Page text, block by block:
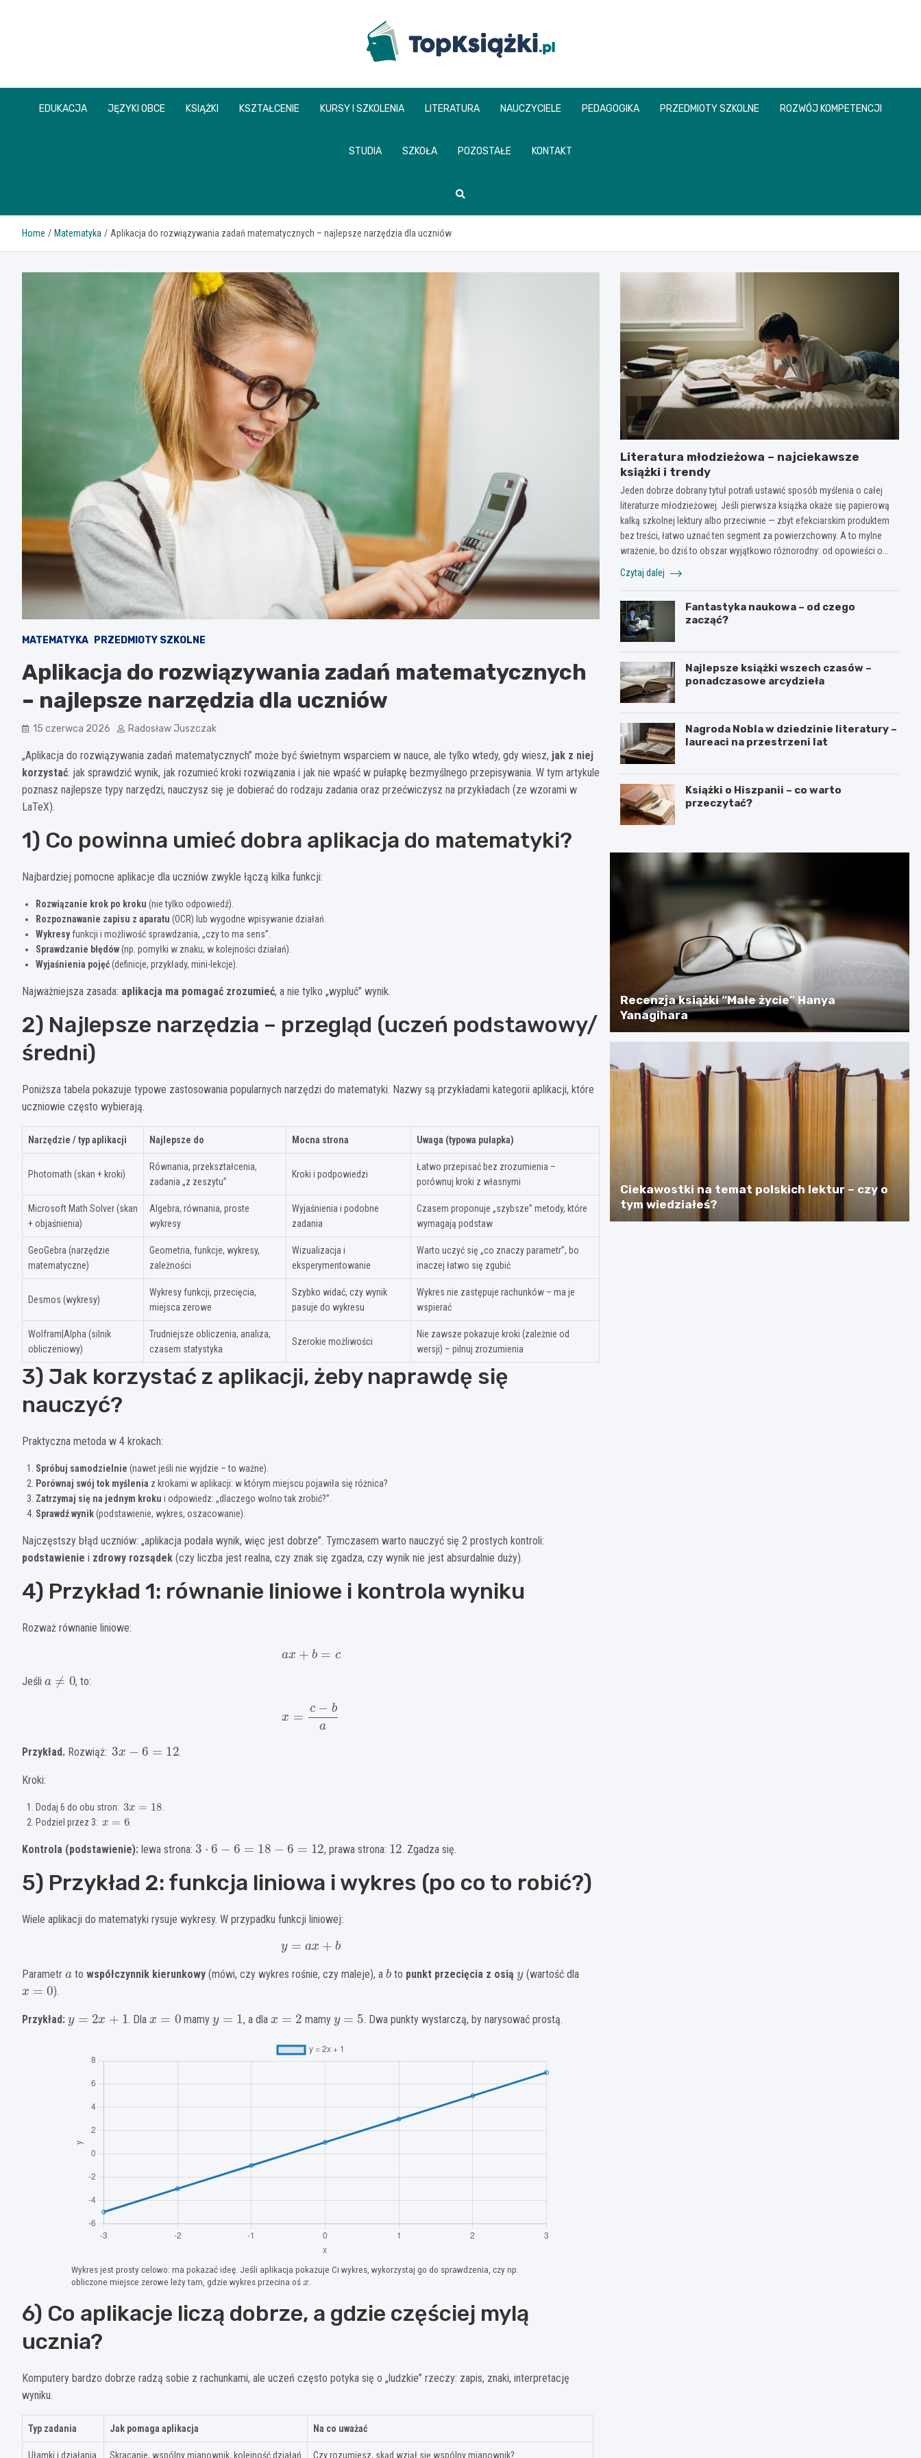
www.topksiazki.pl
EDUKACJA JĘZYKI OBCE KSIĄŻKI KSZTAŁCENIE KURSY I SZKOLENIA LITERATURA NAUCZYCIELE PEDAGOGIKA PRZEDMIOTY SZKOLNE ROZWÓJ KOMPETENCJI
STUDIA SZKOŁA POZOSTAŁE KONTAKT
Home Matematyka Aplikacja do rozwiązywania zadań matematycznych – najlepsze narzędzia dla uczniów
MATEMATYKA PRZEDMIOTY SZKOLNE
Aplikacja do rozwiązywania zadań matematycznych
– najlepsze narzędzia dla uczniów
15 czerwca 2026 Radosław Juszczak
„Aplikacja do rozwiązywania zadań matematycznych” może być świetnym wsparciem w nauce, ale tylko wtedy, gdy wiesz, jak z niej
korzystać: jak sprawdzić wynik, jak rozumieć kroki rozwiązania i jak nie wpaść w pułapkę bezmyślnego przepisywania. W tym artykule
poznasz najlepsze typy narzędzi, nauczysz się je dobierać do rodzaju zadania oraz przećwiczysz na przykładach (ze wzorami w
LaTeX).
1) Co powinna umieć dobra aplikacja do matematyki?
Najbardziej pomocne aplikacje dla uczniów zwykle łączą kilka funkcji:
Rozwiązanie krok po kroku (nie tylko odpowiedź).
Rozpoznawanie zapisu z aparatu (OCR) lub wygodne wpisywanie działań.
Wykresyfunkcji i możliwość sprawdzania, „czy to ma sens”.
Sprawdzanie błędów(np. pomyłki w znaku, w kolejności działań).
Wyjaśnienia pojęć(definicje, przykłady, mini-lekcje).
Najważniejsza zasada: aplikacja ma pomagać zrozumieć, a nie tylko „wypluć” wynik.
2) Najlepsze narzędzia – przegląd (uczeń podstawowy/
średni)
Poniższa tabela pokazuje typowe zastosowania popularnych narzędzi do matematyki. Nazwy są przykładami kategorii aplikacji, które
uczniowie często wybierają.
Narzędzie / typ aplikacji Najlepsze do Mocna strona Uwaga (typowa pułapka)
Photomath (skan + kroki)
Równania, przekształcenia,
zadania „z zeszytu”
Kroki i podpowiedzi
Łatwo przepisać bez zrozumienia –
porównuj kroki z własnymi
Microsoft Math Solver (skan
+ objaśnienia)
Algebra, równania, proste
wykresy
Wyjaśnienia i podobne
zadania
Czasem proponuje „szybsze” metody, które
wymagają podstaw
GeoGebra (narzędzie
matematyczne)
Geometria, funkcje, wykresy,
zależności
Wizualizacja i
eksperymentowanie
Warto uczyć się „co znaczy parametr”, bo
inaczej łatwo się zgubić
Desmos (wykresy)
Wykresy funkcji, przecięcia,
miejsca zerowe
Szybko widać, czy wynik
pasuje do wykresu
Wykres nie zastępuje rachunków – ma je
wspierać
Wolfram|Alpha (silnik
obliczeniowy)
Trudniejsze obliczenia, analiza,
czasem statystyka
Szerokie możliwości
Nie zawsze pokazuje kroki (zależnie od
wersji) – pilnuj zrozumienia
3) Jak korzystać z aplikacji, żeby naprawdę się
nauczyć?
Praktyczna metoda w 4 krokach:
Spróbuj samodzielnie (nawet jeśli nie wyjdzie – to ważne).
Porównaj swój tok myślenia z krokami w aplikacji: w którym miejscu pojawiła się różnica?
Zatrzymaj się na jednym kroku i odpowiedz: „dlaczego wolno tak zrobić?”.
Sprawdź wynik(podstawienie, wykres, oszacowanie).
Najczęstszy błąd uczniów: „aplikacja podała wynik, więc jest dobrze”. Tymczasem warto nauczyć się 2 prostych kontroli:
podstawienie i zdrowy rozsądek (czy liczba jest realna, czy znak się zgadza, czy wynik nie jest absurdalnie duży).
4) Przykład 1: równanie liniowe i kontrola wyniku
Rozważ równanie liniowe:
a x b=c
Jeśli
0
, to:
−
Przykład. Rozwiąż:
3x 12
.
Kroki:
Dodaj 6 do obu stron: 3x
Podziel przez 3: x=6
Kontrola (podstawienie): lewa strona:
3 − 18 = 12
, prawa strona:
12
. Zgadza się.
5) Przykład 2: funkcja liniowa i wykres (po co to robić?)
Wiele aplikacji do matematyki rysuje wykresy. W przypadku funkcji liniowej:
y= ax+ b
Parametr towspółczynnik kierunkowy (mówi, czy wykres rośnie, czy maleje), a
b
to punkt przecięcia z osią (wartość dla
x =0
).
Przykład:
+
. Dla mamy , a dla mamy . Dwa punkty wystarczą, by narysować prostą.
Wykres jest prosty celowo: ma pokazać ideę. Jeśli aplikacja pokazuje Ci wykres, wykorzystaj go do sprawdzenia, czy np.
obliczone miejsce zerowe leży tam, gdzie wykres przecina oś
x
.
6) Co aplikacje liczą dobrze, a gdzie częściej mylą
ucznia?
Komputery bardzo dobrze radzą sobie z rachunkami, ale uczeń często potyka się o „ludzkie” rzeczy: zapis, znaki, interpretację
wyniku.
Typ zadania Jak pomaga aplikacja Na co uważać
Ułamki i działania Skracanie, wspólny mianownik, kolejność działań Czy rozumiesz, skąd wziął się wspólny mianownik?
Literatura młodzieżowa – najciekawsze
książki i trendy
Jeden dobrze dobrany tytuł potrafi ustawić sposób myślenia o całej
literaturze młodzieżowej. Jeśli pierwsza książka okaże się papierową
kalką szkolnej lektury albo przeciwnie — zbyt efekciarskim produktem
bez treści, łatwo uznać ten segment za powierzchowny. A to mylne
wrażenie, bo dziś to obszar wyjątkowo różnorodny: od opowieści o…
Czytaj dalej
Fantastyka naukowa – od czego
zacząć?
Najlepsze książki wszech czasów –
ponadczasowe arcydzieła
Nagroda Nobla w dziedzinie literatury –
laureaci na przestrzeni lat
Książki o Hiszpanii – co warto
przeczytać?
Recenzja książki “Małe życie” Hanya
Yanagihara
Ciekawostki na temat polskich lektur – czy o
tym wiedziałeś?